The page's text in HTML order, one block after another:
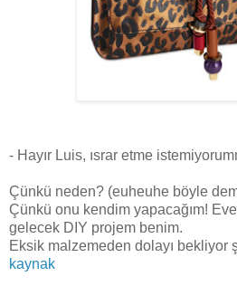
- Hayır Luis, ısrar etme
Çünkü neden? (euheuhe böyle
Çünkü onu kendim yapacağım!
gelecek DIY projem benim.
Eksik malzemeden dolayı bekliyor
kaynak